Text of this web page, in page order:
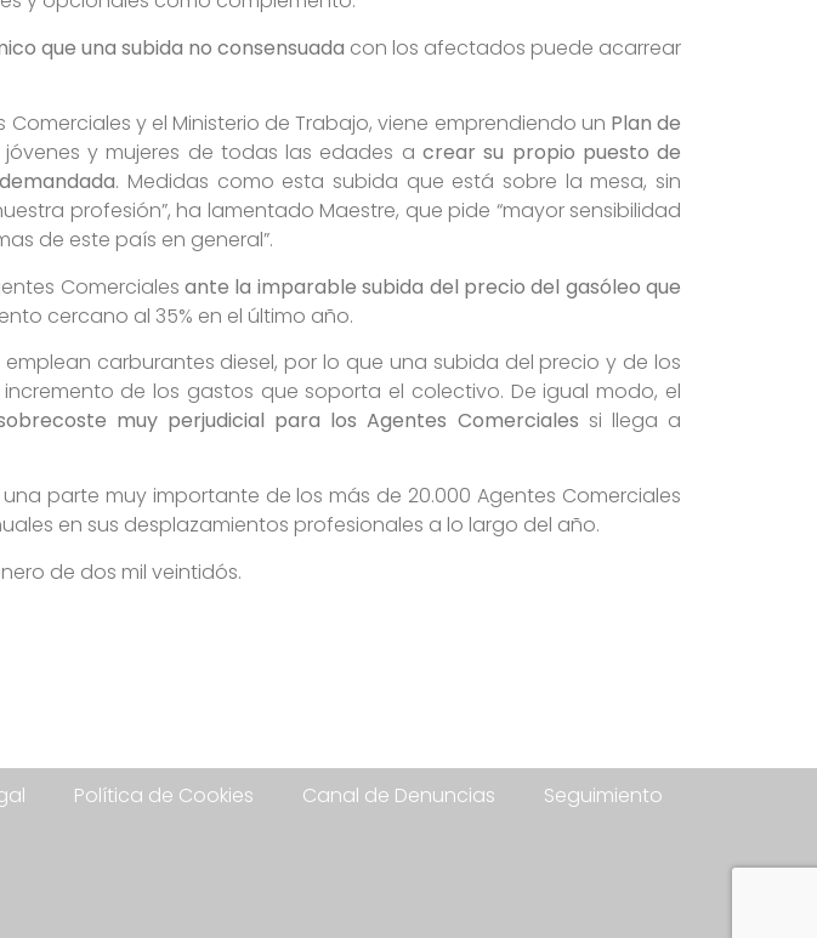
que una subida no consensuada con los afectados puede acarrear
y el Ministerio de Trabajo, viene emprendiendo un Plan de
y mujeres de todas las edades a crear su propio puesto de
. Medidas como esta subida que está sobre la mesa, sin
profesión”, ha lamentado Maestre, que pide “mayor sensibilidad
de este país en general”.
Comercialesante la imparable subida del precio del gasóleo que
cercano al 35% en el último año.
carburantes diesel, por lo que una subida del precio y de los
de los gastos que soporta el colectivo. De igual modo, el
muy perjudicial para los Agentes Comerciales si llega a
parte muy importante de los más de 20.000 Agentes Comerciales
en sus desplazamientos profesionales a lo largo del año.
de dos mil veintidós.
Política de Cookies Canal de Denuncias Seguimiento